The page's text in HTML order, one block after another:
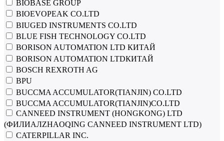
BIOBASE GROUP
BIOEVOPEAK CO.LTD
BIUGED INSTRUMENTS CO.LTD
BLUE FISH TECHNOLOGY CO.LTD
BORISON AUTOMATION LTD КИТАЙ
BORISON AUTOMATION LTDКИТАЙ
BOSCH REXROTH AG
BPU
BUCCMA ACCUMULATOR(TIANJIN) CO.LTD
BUCCMA ACCUMULATOR(TIANJIN)CO.LTD
CANNEED INSTRUMENT (HONGKONG) LTD
(ФИЛИАЛZHAOQING CANNEED INSTRUMENT LTD)
CATERPILLAR INC.